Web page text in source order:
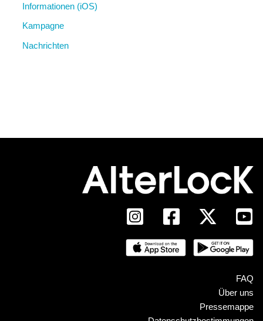
Informationen (iOS)
Kampagne
Nachrichten
FAQ
Über uns
Pressemappe